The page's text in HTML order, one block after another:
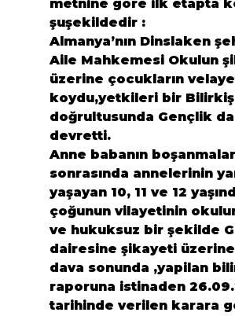
metnine göre ilk etapta
şuşekildedir :
Almanya’nın Dinslaken
Aile Mahkemesi Okulun
üzerine çocukların
koydu,yetkileri bir
doğrultusunda Gençlik
devretti.
Anne babanın
sonrasında annelerinin
yaşayan 10, 11 ve 12
çoğunun vilayetinin
ve hukuksuz bir şekilde
dairesine şikayeti üzerine
dava sonunda ,yapilan
raporuna istinaden
tarihinde verilen karara